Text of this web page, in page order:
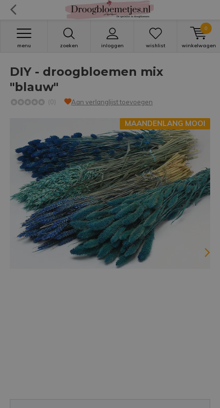
zoeken inloggen
menu wishlist winkelwagen
0
DIY - droogbloemen mix
"blauw"
(0) Aan verlanglijst toevoegen
MAANDENLANG MOOI